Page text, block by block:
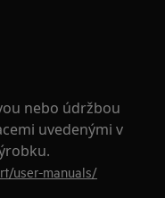
nebo údržbou
uvedenými v
user-manuals/